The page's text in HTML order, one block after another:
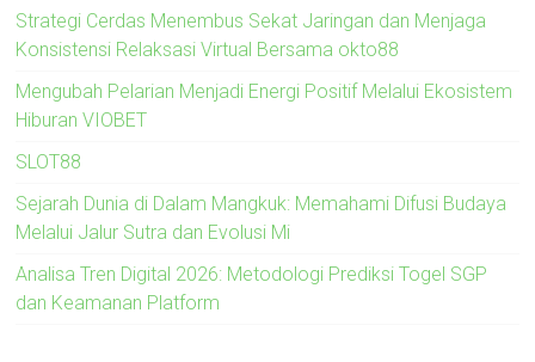
Strategi Cerdas Menembus Sekat Jaringan dan Menjaga
Konsistensi Relaksasi Virtual Bersama okto88
Mengubah Pelarian Menjadi Energi Positif Melalui Ekosistem
Hiburan VIOBET
SLOT88
Sejarah Dunia di Dalam Mangkuk: Memahami Difusi Budaya
Melalui Jalur Sutra dan Evolusi Mi
Analisa Tren Digital 2026: Metodologi Prediksi Togel SGP
dan Keamanan Platform